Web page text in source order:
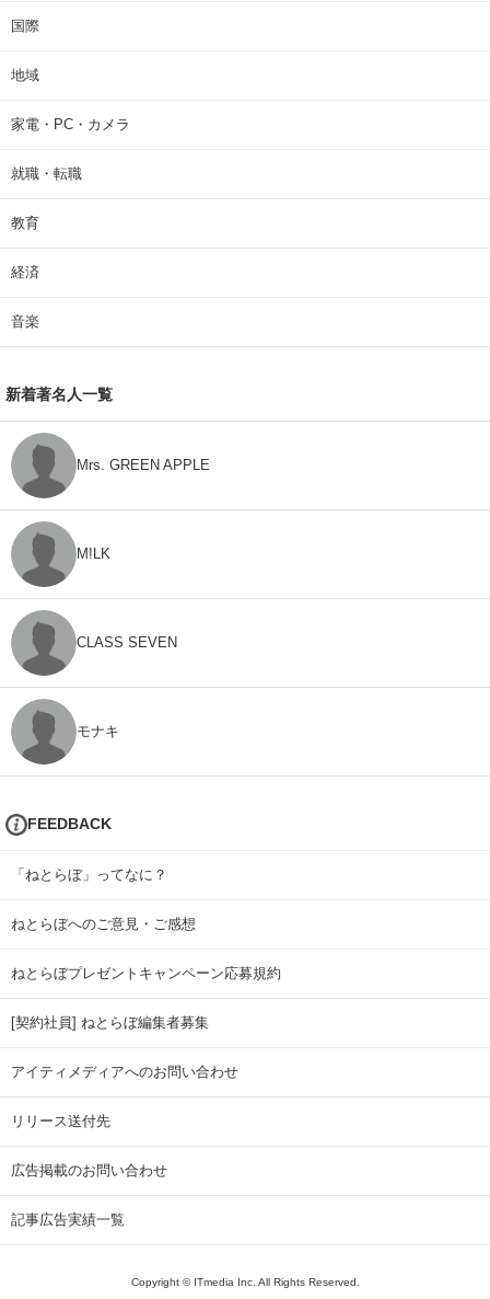
国際
地域
家電・PC・カメラ
就職・転職
教育
経済
音楽
新着著名人一覧
Mrs. GREEN APPLE
M!LK
CLASS SEVEN
モナキ
FEEDBACK
「ねとらぼ」ってなに？
ねとらぼへのご意見・ご感想
ねとらぼプレゼントキャンペーン応募規約
[契約社員] ねとらぼ編集者募集
アイティメディアへのお問い合わせ
リリース送付先
広告掲載のお問い合わせ
記事広告実績一覧
Copyright © ITmedia Inc. All Rights Reserved.